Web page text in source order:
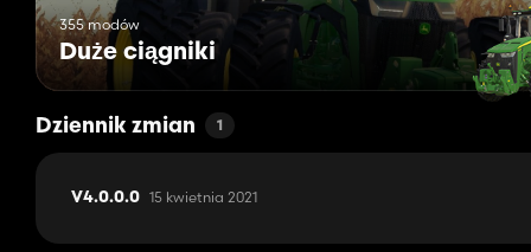
355 modów
Duże ciągniki
Dziennik zmian 1
V4.0.0.0 15 kwietnia 2021